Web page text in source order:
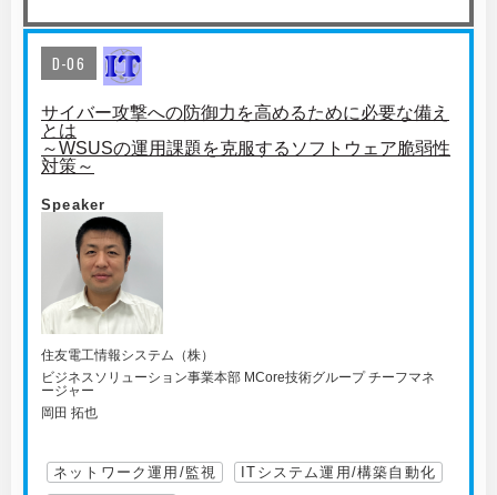
D-06
サイバー攻撃への防御力を高めるために必要な備え
とは
～WSUSの運用課題を克服するソフトウェア脆弱性
対策～
Speaker
住友電工情報システム（株）
ビジネスソリューション事業本部 MCore技術グループ チーフマネ
ージャー
岡田 拓也
ネットワーク運用/監視
ITシステム運用/構築自動化